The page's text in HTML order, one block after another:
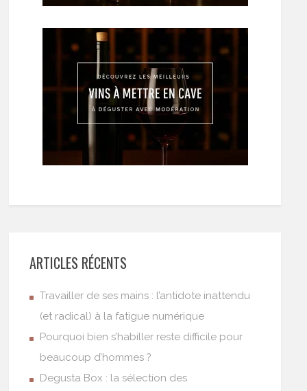
ARTICLES RÉCENTS
Travailler de ses mains : l’antidote inattendu
(et radical) à la fatigue numérique
Pourquoi bien s’habiller reste difficile pour
beaucoup d’hommes ?
Degusta Box : la sélection des